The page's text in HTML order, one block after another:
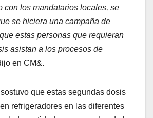
con los mandatarios locales, se
se hiciera una campaña de
estas personas que requieran
asistan a los procesos de
en CM&.
que estas segundas dosis
refrigeradores en las diferentes